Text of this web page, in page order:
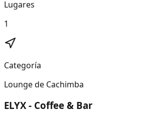
Lugares
1
Categoría
Lounge de Cachimba
ELYX - Coffee & Bar